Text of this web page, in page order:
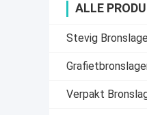
ALLE
Stevig
Verpakt